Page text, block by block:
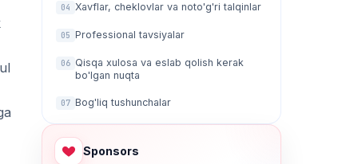
04 Xavflar, cheklovlar va noto'g'ri talqinlar
05 Professional tavsiyalar
06 Qisqa xulosa va eslab qolish kerak
bo'lgan nuqta
07 Bog'liq tushunchalar
Sponsors